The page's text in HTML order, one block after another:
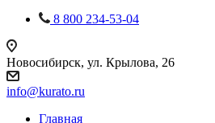
8 800 234-53-04
Новосибирск, ул. Крылова, 26
info@kurato.ru
Главная